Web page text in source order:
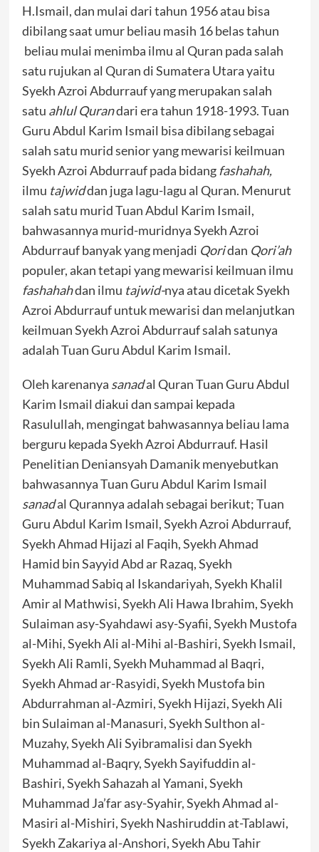
H.Ismail, dan mulai dari tahun 1956 atau bisa
dibilang saat umur beliau masih 16 belas tahun
beliau mulai menimba ilmu al Quran pada salah
satu rujukan al Quran di Sumatera Utara yaitu
Syekh Azroi Abdurrauf yang merupakan salah
satu ahlul Qurandari era tahun 1918-1993. Tuan
Guru Abdul Karim Ismail bisa dibilang sebagai
salah satu murid senior yang mewarisi keilmuan
Syekh Azroi Abdurrauf pada bidang fashahah,
ilmu tajwiddan juga lagu-lagu al Quran. Menurut
salah satu murid Tuan Abdul Karim Ismail,
bahwasannya murid-muridnya Syekh Azroi
Abdurrauf banyak yang menjadi Qoridan Qori’ah
populer, akan tetapi yang mewarisi keilmuan ilmu
fashahahdan ilmu tajwid-nya atau dicetak Syekh
Azroi Abdurrauf untuk mewarisi dan melanjutkan
keilmuan Syekh Azroi Abdurrauf salah satunya
adalah Tuan Guru Abdul Karim Ismail.
Oleh karenanya sanadal Quran Tuan Guru Abdul
Karim Ismail diakui dan sampai kepada
Rasulullah, mengingat bahwasannya beliau lama
berguru kepada Syekh Azroi Abdurrauf. Hasil
Penelitian Deniansyah Damanik menyebutkan
bahwasannya Tuan Guru Abdul Karim Ismail
sanadal Qurannya adalah sebagai berikut; Tuan
Guru Abdul Karim Ismail, Syekh Azroi Abdurrauf,
Syekh Ahmad Hijazi al Faqih, Syekh Ahmad
Hamid bin Sayyid Abd ar Razaq, Syekh
Muhammad Sabiq al Iskandariyah, Syekh Khalil
Amir al Mathwisi, Syekh Ali Hawa Ibrahim, Syekh
Sulaiman asy-Syahdawi asy-Syafii, Syekh Mustofa
al-Mihi, Syekh Ali al-Mihi al-Bashiri, Syekh Ismail,
Syekh Ali Ramli, Syekh Muhammad al Baqri,
Syekh Ahmad ar-Rasyidi, Syekh Mustofa bin
Abdurrahman al-Azmiri, Syekh Hijazi, Syekh Ali
bin Sulaiman al-Manasuri, Syekh Sulthon al-
Muzahy, Syekh Ali Syibramalisi dan Syekh
Muhammad al-Baqry, Syekh Sayifuddin al-
Bashiri, Syekh Sahazah al Yamani, Syekh
Muhammad Ja’far asy-Syahir, Syekh Ahmad al-
Masiri al-Mishiri, Syekh Nashiruddin at-Tablawi,
Syekh Zakariya al-Anshori, Syekh Abu Tahir